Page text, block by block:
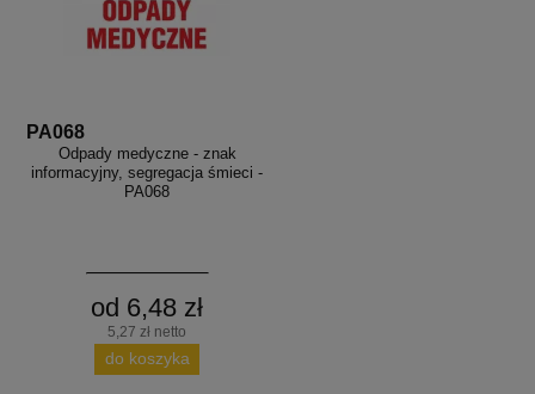
PA068
Odpady medyczne - znak
informacyjny, segregacja śmieci -
PA068
od 6,48 zł
5,27 zł netto
do koszyka